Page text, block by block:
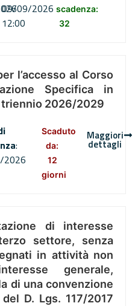
09/09/2026
12:00
scadenza:
32
l’accesso al Corso
Specifica in
triennio 2026/2029
:
Scaduto
da:
12
giorni
Maggiori
dettagli
di interesse
settore, senza
in attività non
generale,
di una convenzione
D. Lgs. 117/2017